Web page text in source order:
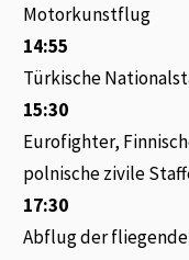
Motorkunstflug
14:55
Türkische
15:30
Eurofighter,
polnische zivile
17:30
Abflug der